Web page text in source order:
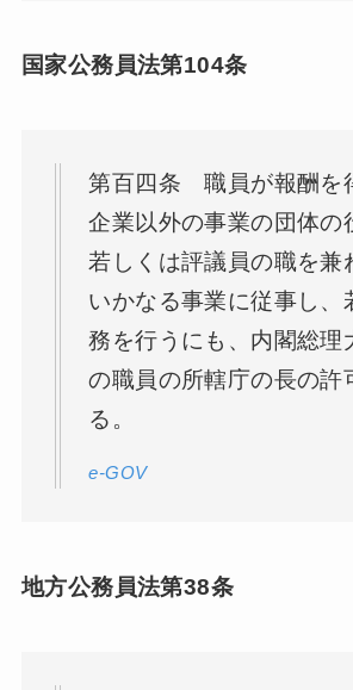
国家公務員法第104条
第百四条 職員が報酬を
企業以外の事業の団体の
若しくは評議員の職を兼
いかなる事業に従事し、
務を行うにも、内閣総理
の職員の所轄庁の長の許
る。
e-GOV
地方公務員法第38条